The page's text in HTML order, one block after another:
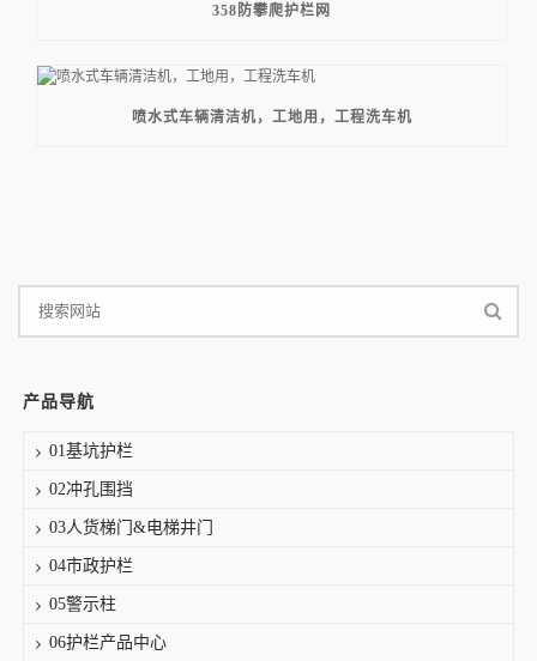
358防攀爬护栏网
喷水式车辆清洁机，工地用，工程洗车机
产品导航
01基坑护栏
02冲孔围挡
03人货梯门&电梯井门
04市政护栏
05警示柱
06护栏产品中心